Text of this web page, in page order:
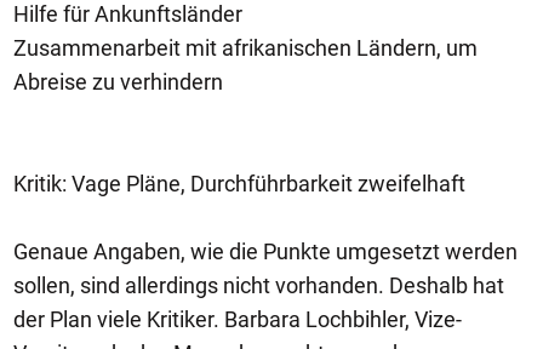
Hilfe für Ankunftsländer
Zusammenarbeit mit afrikanischen Ländern, um
Abreise zu verhindern
Kritik: Vage Pläne, Durchführbarkeit zweifelhaft
Genaue Angaben, wie die Punkte umgesetzt werden
sollen, sind allerdings nicht vorhanden. Deshalb hat
der Plan viele Kritiker. Barbara Lochbihler, Vize-